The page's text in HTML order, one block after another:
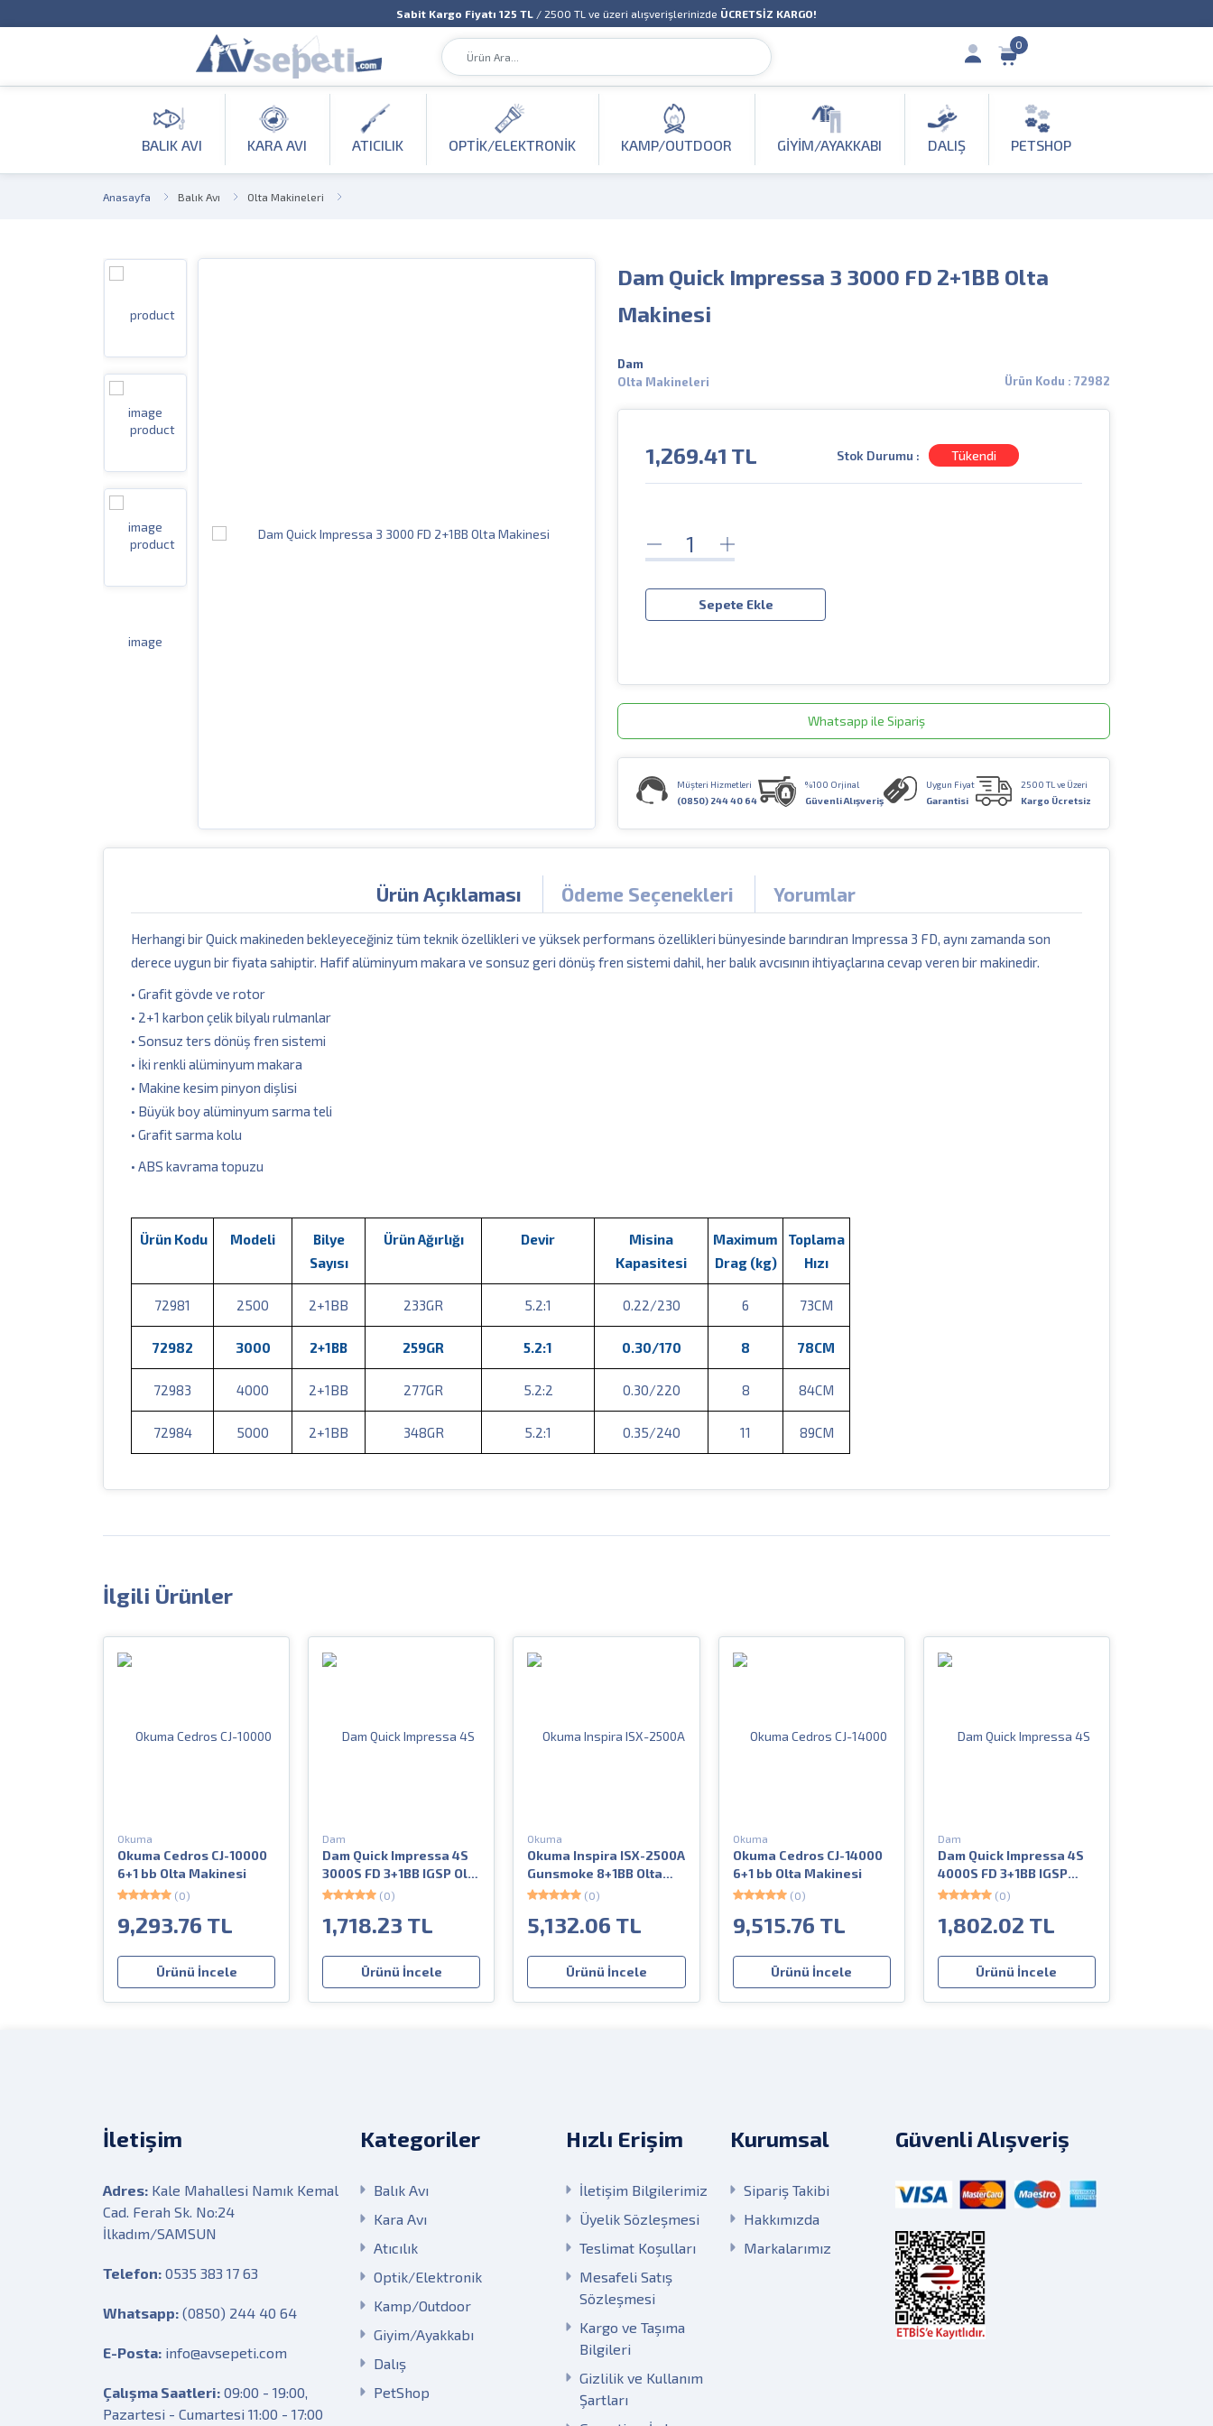
Sabit Kargo Fiyatı 125 TL / 2500 TL ve üzeri alışverişlerinizde ÜCRETSİZ KARGO!
0
BALIK AVI KARA AVI ATICILIK OPTIK/ELEKTRONIK KAMP/OUTDOOR GIYIM/AYAKKABI DALIŞ PETSHOP
Anasayfa Balık Avı Olta Makineleri
Dam Quick Impressa 3 3000 FD 2+1BB Olta
Makinesi
Dam
Olta Makineleri
Ürün Kodu : 72982
1,269.41 TL Stok Durumu : Tükendi
Sepete Ekle
Whatsapp ile Sipariş
Müşteri Hizmetleri
(0850) 244 40 64
%100 Orjinal
Güvenli Alışveriş
Uygun Fiyat
Garantisi
2500 TL ve Üzeri
Kargo Ücretsiz
Ürün Açıklaması Ödeme Seçenekleri Yorumlar
Herhangi bir Quick makineden bekleyeceğiniz tüm teknik özellikleri ve yüksek performans özellikleri bünyesinde barındıran Impressa 3 FD, aynı zamanda son
derece uygun bir fiyata sahiptir. Hafif alüminyum makara ve sonsuz geri dönüş fren sistemi dahil, her balık avcısının ihtiyaçlarına cevap veren bir makinedir.
• Grafit gövde ve rotor
• 2+1 karbon çelik bilyalı rulmanlar
• Sonsuz ters dönüş fren sistemi
• İki renkli alüminyum makara
• Makine kesim pinyon dişlisi
• Büyük boy alüminyum sarma teli
• Grafit sarma kolu
• ABS kavrama topuzu
Ürün Kodu Modeli
Bilye
Sayısı
Ürün Ağırlığı Devir
Misina
Kapasitesi
Maximum
Drag (kg)
Toplama
Hızı
72981 2500 2+1BB 233GR 5.2:1 0.22/230 6 73CM
72982 3000 2+1BB 259GR 5.2:1 0.30/170 8 78CM
72983 4000 2+1BB 277GR 5.2:2 0.30/220 8 84CM
72984 5000 2+1BB 348GR 5.2:1 0.35/240 11 89CM
İlgili Ürünler
Okuma
Okuma Cedros CJ-10000
6+1 bb Olta Makinesi
(0)
9,293.76 TL
Ürünü İncele
Dam
Dam Quick Impressa 4S
3000S FD 3+1BB IGSP Olta
Makinesi(0)
1,718.23 TL
Ürünü İncele
Okuma
Okuma Inspira ISX-2500A
Gunsmoke 8+1BB Olta
Makinesi(0)
5,132.06 TL
Ürünü İncele
Okuma
Okuma Cedros CJ-14000
6+1 bb Olta Makinesi
(0)
9,515.76 TL
Ürünü İncele
Dam
Dam Quick Impressa 4S
4000S FD 3+1BB IGSP
Olta Makinesi
(0)
1,802.02 TL
Ürünü İncele
İletişim
Adres: Kale Mahallesi Namık Kemal
Cad. Ferah Sk. No:24
İlkadım/SAMSUN
Telefon: 0535 383 17 63
Whatsapp: (0850) 244 40 64
E-Posta: info@avsepeti.com
Çalışma Saatleri: 09:00 - 19:00,
Pazartesi - Cumartesi 11:00 - 17:00
Kategoriler
Balık Avı
Kara Avı
Atıcılık
Optik/Elektronik
Kamp/Outdoor
Giyim/Ayakkabı
Dalış
PetShop
Hızlı Erişim
İletişim Bilgilerimiz
Üyelik Sözleşmesi
Teslimat Koşulları
Mesafeli Satış
Sözleşmesi
Kargo ve Taşıma
Bilgileri
Gizlilik ve Kullanım
Şartları
Kurumsal
Sipariş Takibi
Hakkımızda
Markalarımız
Güvenli Alışveriş